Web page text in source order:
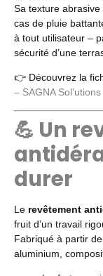
Sa texture
cas de pluie
à tout utilisateur –
sécurité d’une
👉 Découvrez la
– SAGNA Sol’utions
💪 Un
durer
Le revêtement
fruit d’un travail
Fabriqué à partir
aluminium,